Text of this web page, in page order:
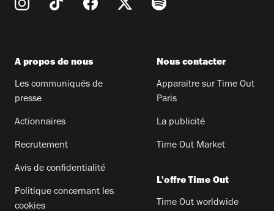
A propos de nous
Les communiqués de
presse
Actionnaires
Recrutement
Avis de confidentialité
Politique concernant les
cookies
Nous contacter
Apparaitre sur Time Out
Paris
La publicité
Time Out Market
L'offre Time Out
Time Out worldwide